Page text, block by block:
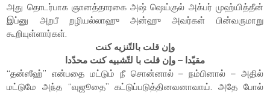
அது தொடர்பாக ஞானத்தாரகை அஷ் ஷெய்குல் அக்பர் முஹ்யித்தீன்
இப்னு அறபீ றழியல்லாஹு அன்ஹு அவர்கள் பின்வருமாறு
கூறியுள்ளார்கள்.
وإن قلت بالتّنزيه كنت
مقيّدا – وإن قلت با لتّشبيه كنت محدّدا
“தன்ஸீஹ்” என்பதை மட்டும் நீ சொன்னால் – நம்பினால் – அதில்
மட்டுமே அந்த “வுஜூதை” கட்டுப்படுத்தினவனாவாய். அதே போல்